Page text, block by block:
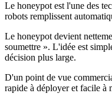
Le honeypot est l'une des
robots remplissent
Le honeypot devient
soumettre ». L'idée est
décision plus large.
D'un point de vue
rapide à déployer et facile à